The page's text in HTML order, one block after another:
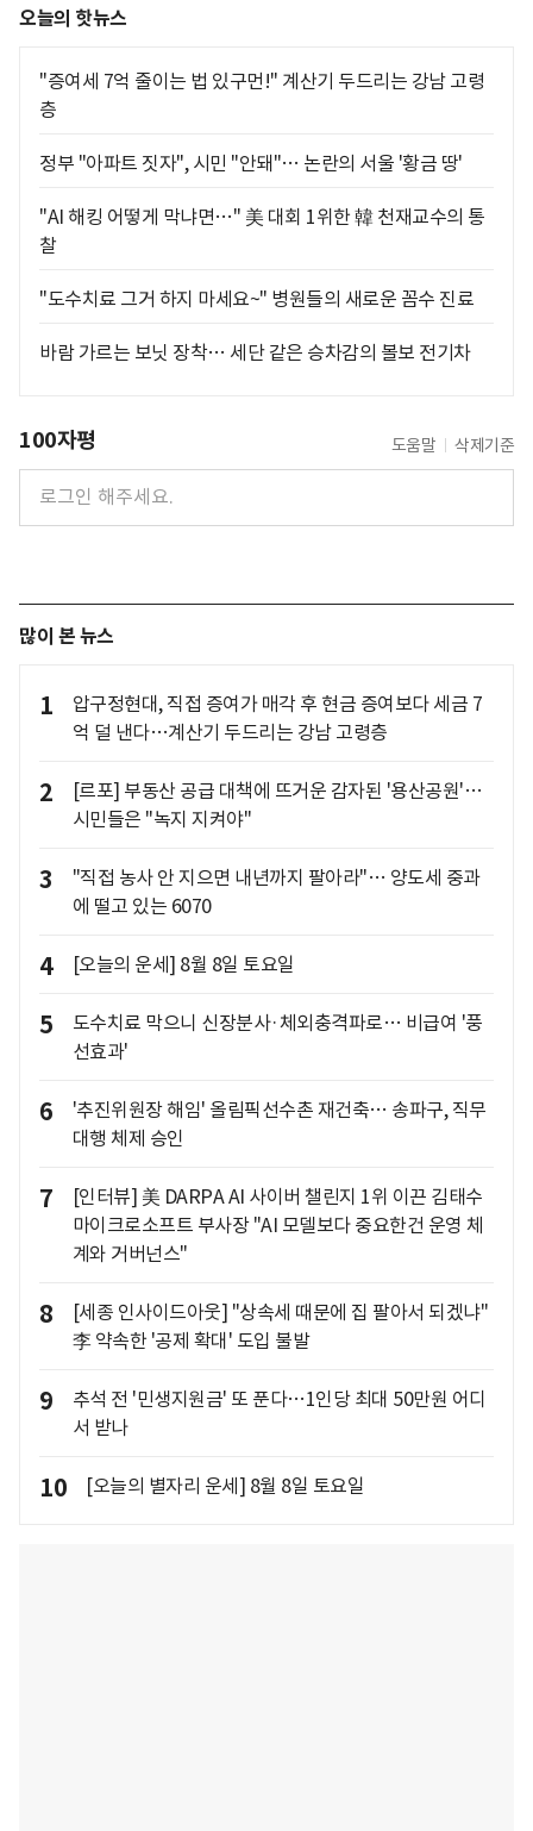
오늘의 핫뉴스
"증여세 7억 줄이는 법 있구먼!" 계산기 두드리는 강남 고령
층
정부 "아파트 짓자", 시민 "안돼"… 논란의 서울 '황금 땅'
"AI 해킹 어떻게 막냐면…" 美 대회 1위한 韓 천재교수의 통
찰
"도수치료 그거 하지 마세요~" 병원들의 새로운 꼼수 진료
바람 가르는 보닛 장착… 세단 같은 승차감의 볼보 전기차
100자평 도움말 삭제기준
많이 본 뉴스
1
압구정현대, 직접 증여가 매각 후 현금 증여보다 세금 7
억 덜 낸다…계산기 두드리는 강남 고령층
2
[르포] 부동산 공급 대책에 뜨거운 감자된 '용산공원'…
시민들은 "녹지 지켜야"
3
"직접 농사 안 지으면 내년까지 팔아라"… 양도세 중과
에 떨고 있는 6070
4 [오늘의 운세] 8월 8일 토요일
5
도수치료 막으니 신장분사·체외충격파로… 비급여 '풍
선효과'
6
'추진위원장 해임' 올림픽선수촌 재건축… 송파구, 직무
대행 체제 승인
7
[인터뷰] 美 DARPA AI 사이버 챌린지 1위 이끈 김태수
마이크로소프트 부사장 "AI 모델보다 중요한건 운영 체
계와 거버넌스"
8
[세종 인사이드아웃] "상속세 때문에 집 팔아서 되겠냐"
李 약속한 '공제 확대' 도입 불발
9
추석 전 '민생지원금' 또 푼다…1인당 최대 50만원 어디
서 받나
10 [오늘의 별자리 운세] 8월 8일 토요일